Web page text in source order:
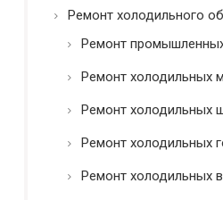
*
Ремонт холодильного
Ремонт
Ремонт холодильных
Ремонт холодильных
Ремонт холодильных
Ремонт холодильных